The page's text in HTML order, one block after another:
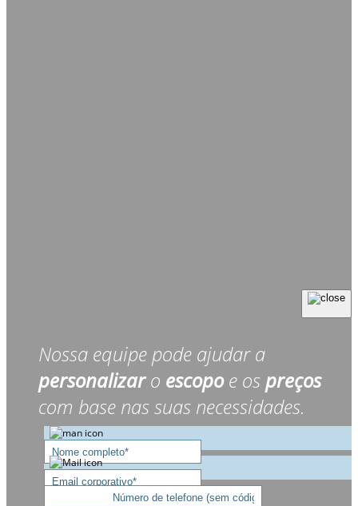
Nossa equipe pode ajudar a
personalizaro escopoe ospreços
com base nas suas necessidades.